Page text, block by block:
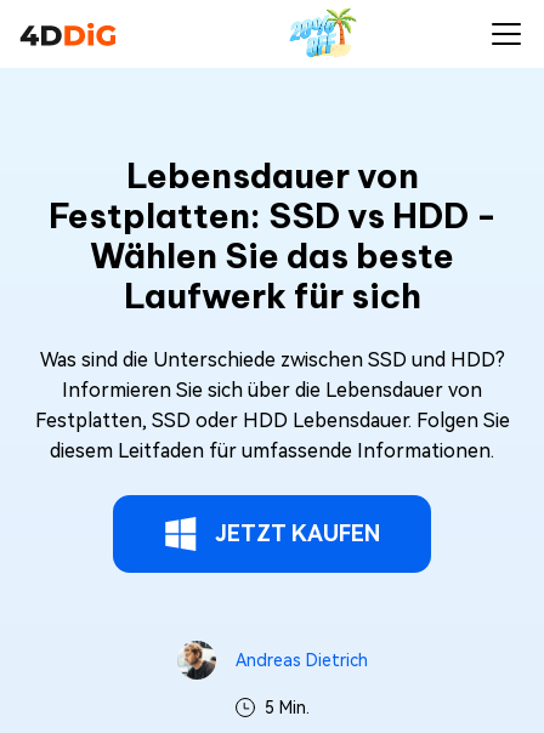
Lebensdauer von
Festplatten: SSD vs HDD -
Wählen Sie das beste
Laufwerk für sich
Was sind die Unterschiede zwischen SSD und HDD?
Informieren Sie sich über die Lebensdauer von
Festplatten, SSD oder HDD Lebensdauer. Folgen Sie
diesem Leitfaden für umfassende Informationen.
JETZT KAUFEN
Andreas Dietrich
5 Min.